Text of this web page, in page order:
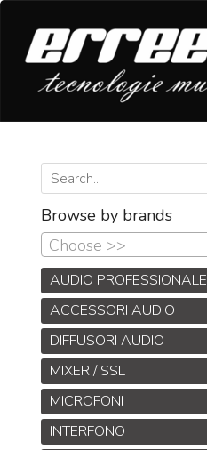
Browse by brands
Choose >>
AUDIO PROFESSIONALE
ACCESSORI AUDIO
DIFFUSORI AUDIO
MIXER / SSL
MICROFONI
INTERFONO